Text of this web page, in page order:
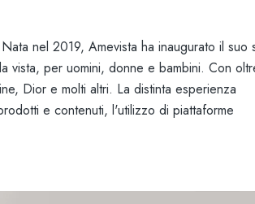
nel 2019, Amevista ha inaugurato il suo
vista, per uomini, donne e bambini. Con
Dior e molti altri. La distinta esperienza
e contenuti, l'utilizzo di piattaforme